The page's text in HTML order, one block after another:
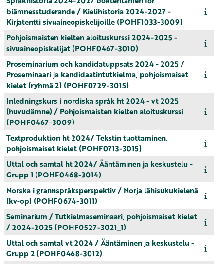
biämnesstuderande / Kielihistoria 2024-2027 -
Kirjatentti sivuaineopiskelijoille (POHF1033-3009)
Pohjoismaisten kielten aloituskurssi 2024-2025 -
sivuaineopiskelijat (POHF0467-3010)
Proseminarium och kandidatuppsats 2024 - 2025 /
Proseminaari ja kandidaatintutkielma, pohjoismaiset
kielet (ryhmä 2) (POHF0729-3015)
Inledningskurs i nordiska språk ht 2024 - vt 2025
(huvudämne) / Pohjoismaisten kielten aloituskurssi
(POHF0467-3009)
Textproduktion ht 2024/ Tekstin tuottaminen,
pohjoismaiset kielet (POHF0713-3015)
Uttal och samtal ht 2024/ Ääntäminen ja keskustelu -
Grupp 1 (POHF0468-3014)
Norska i grannspråksperspektiv / Norja lähisukukielenä
(kv-op) (POHF0674-3011)
Seminarium / Tutkielmaseminaari, pohjoismaiset kielet
/ 2024-2025 (POHF0527-3021_1)
Uttal och samtal vt 2024 / Ääntäminen ja keskustelu -
Grupp 2 (POHF0468-3012)